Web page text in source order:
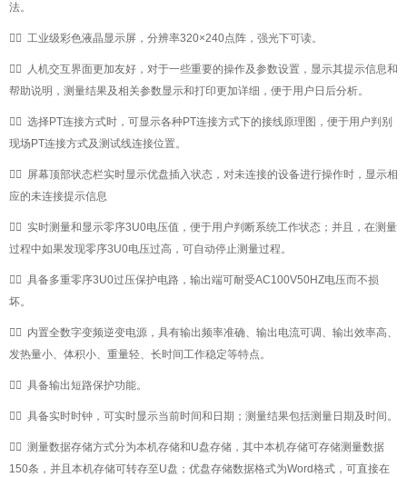
法。
 ✔ 工业级彩色液晶显示屏，分辨率320×240点阵，强光下可读。
 ✔
人机交互界面更加友好，对于一些重要的操作及参数设置，显示其提示信息和
帮助说明，测量结果及相关参数显示和打印更加详细，便于用户日后分析。
 ✔ 选择PT连接方式时，可显示各种PT连接方式下的接线原理图，便于用户判别
现场PT连接方式及测试线连接位置。
 ✔ 屏幕顶部状态栏实时显示优盘插入状态，对未连接的设备进行操作时，显示相
应的未连接提示信息
 ✔ 实时测量和显示零序3U0电压值，便于用户判断系统工作状态；并且，在测量
过程中如果发现零序3U0电压过高，可自动停止测量过程。
 ✔ 具备多重零序3U0过压保护电路，输出端可耐受AC100V50HZ电压而不损
坏。
 ✔ 内置全数字变频逆变电源，具有输出频率准确、输出电流可调、输出效率高、
发热量小、体积小、重量轻、长时间工作稳定等特点。
 ✔ 具备输出短路保护功能。
 ✔ 具备实时时钟，可实时显示当前时间和日期；测量结果包括测量日期及时间。
 ✔ 测量数据存储方式分为本机存储和U盘存储，其中本机存储可存储测量数据
150条，并且本机存储可转存至U盘；优盘存储数据格式为Word格式，可直接在